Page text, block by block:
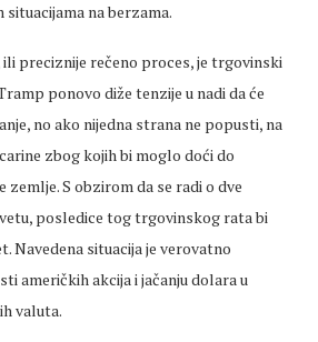
na berzama.
preciznije rečeno proces, je trgovinski
ponovo diže tenzije u nadi da će
no ako nijedna strana ne popusti, na
zbog kojih bi moglo doći do
zemlje. S obzirom da se radi o dve
posledice tog trgovinskog rata bi
Navedena situacija je verovatno
američkih akcija i jačanju dolara u
valuta.